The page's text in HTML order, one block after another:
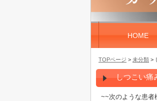
HOME
TOPページ > 未分類 >
しつこい
~~次のような患者